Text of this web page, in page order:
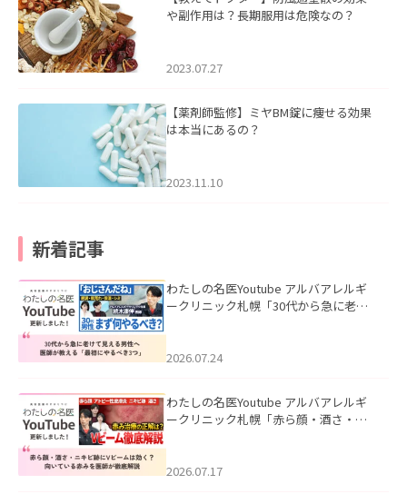
や副作用は？長期服用は危険なの？
2023.07.27
【薬剤師監修】ミヤBM錠に痩せる効果
は本当にあるの？
2023.11.10
新着記事
わたしの名医Youtube アルバアレルギ
ークリニック札幌「30代から急に老け
た。
2026.07.24
わたしの名医Youtube アルバアレルギ
ークリニック札幌「赤ら顔・酒さ・ニ
した。
2026.07.17